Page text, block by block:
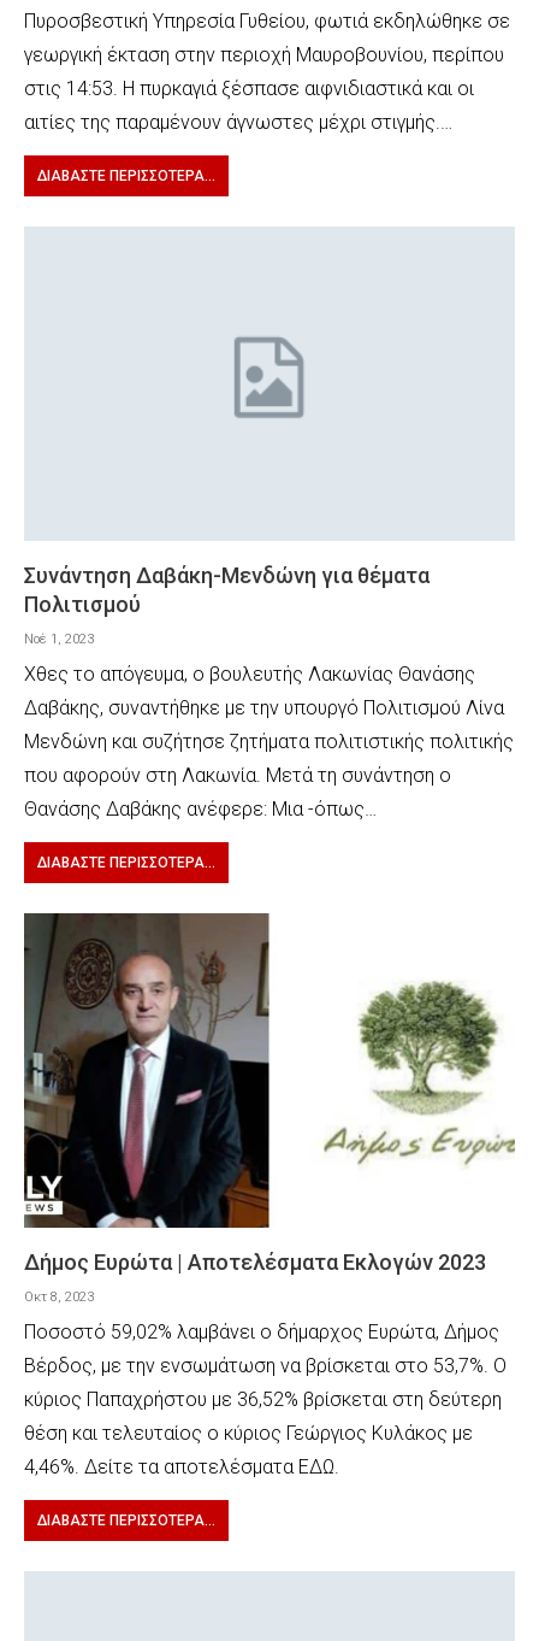
Πυροσβεστική Υπηρεσία Γυθείου, φωτιά εκδηλώθηκε σε
γεωργική έκταση στην περιοχή Μαυροβουνίου, περίπου
στις 14:53. Η πυρκαγιά ξέσπασε αιφνιδιαστικά και οι
αιτίες της παραμένουν άγνωστες μέχρι στιγμής.…
ΔΙΑΒΆΣΤΕ ΠΕΡΙΣΣΌΤΕΡΑ...
Συνάντηση Δαβάκη-Μενδώνη για θέματα
Πολιτισμού
Νοέ 1, 2023
Χθες το απόγευμα, ο βουλευτής Λακωνίας Θανάσης
Δαβάκης, συναντήθηκε με την υπουργό Πολιτισμού Λίνα
Μενδώνη και συζήτησε ζητήματα πολιτιστικής πολιτικής
που αφορούν στη Λακωνία. Μετά τη συνάντηση ο
Θανάσης Δαβάκης ανέφερε: Μια -όπως…
ΔΙΑΒΆΣΤΕ ΠΕΡΙΣΣΌΤΕΡΑ...
Δήμος Ευρώτα | Αποτελέσματα Εκλογών 2023
Οκτ 8, 2023
Ποσοστό 59,02% λαμβάνει ο δήμαρχος Ευρώτα, Δήμος
Βέρδος, με την ενσωμάτωση να βρίσκεται στο 53,7%. Ο
κύριος Παπαχρήστου με 36,52% βρίσκεται στη δεύτερη
θέση και τελευταίος ο κύριος Γεώργιος Κυλάκος με
4,46%. Δείτε τα αποτελέσματα ΕΔΩ.
ΔΙΑΒΆΣΤΕ ΠΕΡΙΣΣΌΤΕΡΑ...